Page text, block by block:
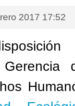
2017 17:52